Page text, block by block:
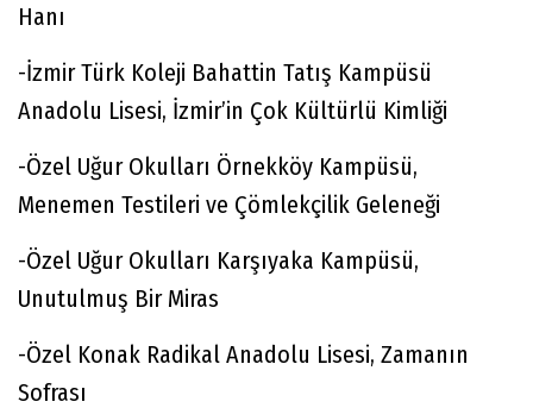
Hanı
-İzmir Türk Koleji Bahattin Tatış Kampüsü
Anadolu Lisesi, İzmir’in Çok Kültürlü Kimliği
-Özel Uğur Okulları Örnekköy Kampüsü,
Menemen Testileri ve Çömlekçilik Geleneği
-Özel Uğur Okulları Karşıyaka Kampüsü,
Unutulmuş Bir Miras
-Özel Konak Radikal Anadolu Lisesi, Zamanın
Sofrası